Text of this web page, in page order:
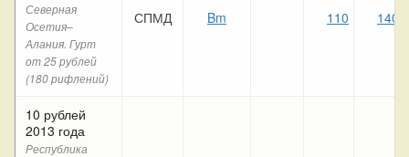
Северная
Осетия–
Алания. Гурт
от 25 рублей
(180 рифлений)
СПМД Bm 110 140
10 рублей
2013 года
Республика